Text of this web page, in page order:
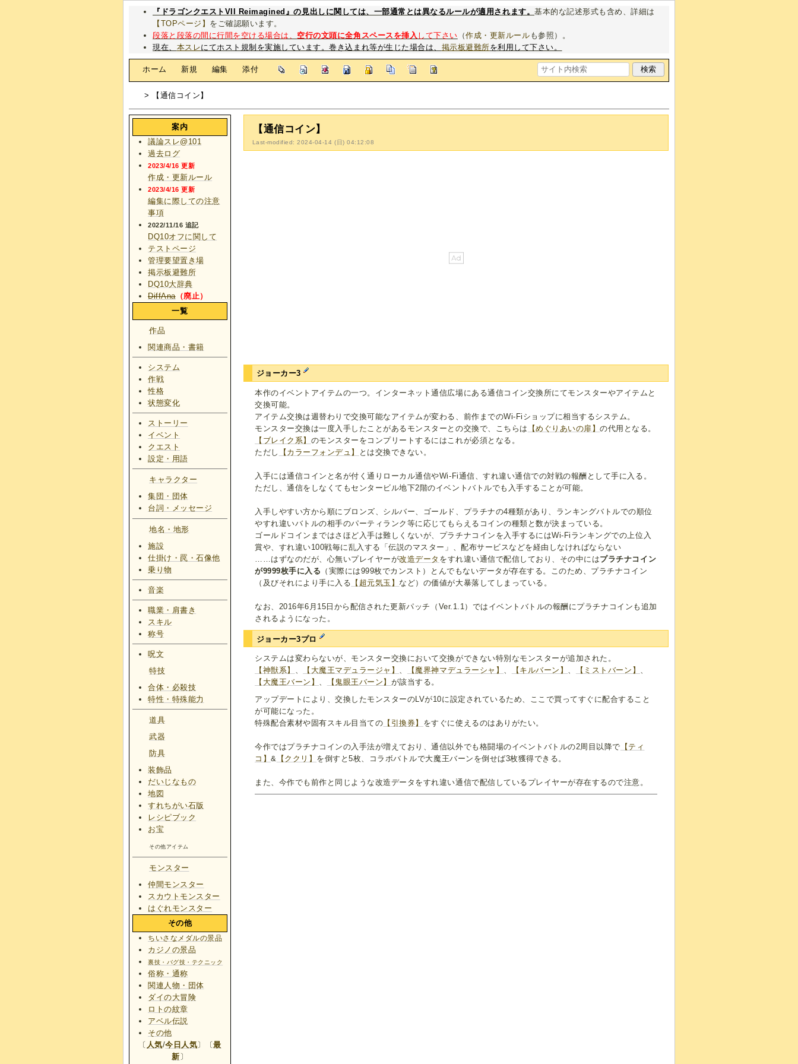
『ドラゴンクエストVII Reimagined』の見出しに関しては、一部通常とは異なるルールが適用されます。基本的な記述形式も含め、詳細は
【TOPページ】 をご確認願います。
段落と段落の間に行間を空ける場合は、 空行の文頭に全角スペースを挿入 して下さい （作成・更新ルール も参照）。
現在、 本スレにてホスト規制を実施しています。巻き込まれ等が生じた場合は、 掲示板避難所を利用して下さい。
ホーム 新規 編集 添付
> 【通信コイン】
【通信コイン】
Last-modified: 2024-04-14 (日) 04:12:08
ジョーカー3
本作のイベントアイテムの一つ。インターネット通信広場にある通信コイン交換所にてモンスターやアイテムと
交換可能。
アイテム交換は週替わりで交換可能なアイテムが変わる、前作までのWi-Fiショップに相当するシステム。
モンスター交換は一度入手したことがあるモンスターとの交換で、こちらは
【めぐりあいの扉】の代用となる。
【ブレイク系】 のモンスターをコンプリートするにはこれが必須となる。
ただし
【カラーフォンデュ】 とは交換できない。
入手には通信コインと名が付く通りローカル通信やWi-Fi通信、すれ違い通信での対戦の報酬として手に入る。
ただし、通信をしなくてもセンタービル地下2階のイベントバトルでも入手することが可能。
入手しやすい方から順にブロンズ、シルバー、ゴールド、プラチナの4種類があり、ランキングバトルでの順位
やすれ違いバトルの相手のパーティランク等に応じてもらえるコインの種類と数が決まっている。
ゴールドコインまではさほど入手は難しくないが、プラチナコインを入手するにはWi-Fiランキングでの上位入
賞や、すれ違い100戦毎に乱入する「伝説のマスター」、配布サービスなどを経由しなければならない
……はずなのだが、心無いプレイヤーが改造データ をすれ違い通信で配信しており、その中にはプラチナコイン
が9999枚手に入る （実際には999枚でカンスト）とんでもないデータが存在する。このため、プラチナコイン
（及びそれにより手に入る 【超元気玉】 など）の価値が大暴落してしまっている。
なお、2016年6月15日から配信された更新パッチ（Ver.1.1）ではイベントバトルの報酬にプラチナコインも追加
されるようになった。
ジョーカー3プロ
システムは変わらないが、モンスター交換において交換ができない特別なモンスターが追加された。
【神獣系】 、 【大魔王マデュラージャ】 、 【魔界神マデュラーシャ】 、 【キルバーン】 、 【ミストバーン】 、
【大魔王バーン】 、 【鬼眼王バーン】 が該当する。
アップデートにより、交換したモンスターのLVが10に設定されているため、ここで買ってすぐに配合すること
が可能になった。
特殊配合素材や固有スキル目当ての 【引換券】 をすぐに使えるのはありがたい。
今作ではプラチナコインの入手法が増えており、通信以外でも格闘場のイベントバトルの2周目以降で 【ティ
コ】& 【ククリ】 を倒すと5枚、コラボバトルで大魔王バーンを倒せば3枚獲得できる。
また、今作でも前作と同じような改造データをすれ違い通信で配信しているプレイヤーが存在するので注意。
案内
議論スレ@101
過去ログ
2023/4/16 更新
作成・更新ルール
2023/4/16 更新
編集に際しての注意
事項
2022/11/16 追記
DQ10オフに関して
テストページ
管理要望置き場
掲示板避難所
DQ10大辞典
DiffAna（廃止）
一覧
作品
関連商品・書籍
システム
作戦
性格
状態変化
ストーリー
イベント
クエスト
設定・用語
キャラクター
集団・団体
台詞・メッセージ
地名・地形
施設
仕掛け・罠・石像他
乗り物
音楽
職業・肩書き
スキル
称号
呪文
特技
合体・必殺技
特性・特殊能力
道具
武器
防具
装飾品
だいじなもの
地図
すれちがい石版
レシピブック
お宝
その他アイテム
モンスター
仲間モンスター
スカウトモンスター
はぐれモンスター
その他
ちいさなメダルの景品
カジノの景品
裏技・バグ技・テクニック
俗称・通称
関連人物・団体
ダイの大冒険
ロトの紋章
アベル伝説
その他
〔 人気/今日人気〕〔最
新 〕